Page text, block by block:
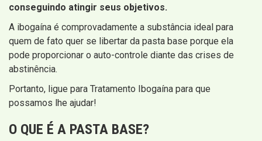
conseguindo atingir seus objetivos.
A ibogaína é comprovadamente a substância ideal para
quem de fato quer se libertar da pasta base porque ela
pode proporcionar o auto-controle diante das crises de
abstinência.
Portanto, ligue para Tratamento Ibogaína para que
possamos lhe ajudar!
O QUE É A PASTA BASE?